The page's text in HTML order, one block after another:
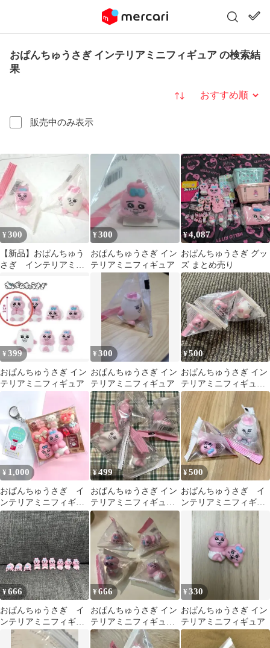
おぱんちゅうさぎ インテリアミニフィギュア の検索結
果
販売中のみ表示
並び替え
¥300
【新品】おぱんちゅう
さぎ インテリアミニ
¥300
おぱんちゅうさぎ イン
テリアミニフィギュア
¥4,087
おぱんちゅうさぎ グッ
ズ まとめ売り
¥ 399
おぱんちゅうさぎ イン
テリアミニフィギュア
¥300
おぱんちゅうさぎ イン
テリアミニフィギュア
¥500
おぱんちゅうさぎ イン
テリアミニフィギュア
3点セット
¥ 1,000
おぱんちゅうさぎ イ
ンテリアミニフィギュ
ア
¥499
おぱんちゅうさぎ イン
テリアミニフィギュア
4点セット
¥500
おぱんちゅうさぎ イ
ンテリアミニフィギュ
¥666
おぱんちゅうさぎ イ
ンテリアミニフィギュ
ア まとめ売り
¥666
おぱんちゅうさぎ イン
テリアミニフィギュア
4個セット
¥330
おぱんちゅうさぎ イン
テリアミニフィギュア